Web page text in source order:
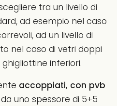
tra un livello di
ad esempio nel caso
ad un livello di
nel caso di vetri doppi
inferiori.
accoppiati, con pvb
uno spessore di 5+5